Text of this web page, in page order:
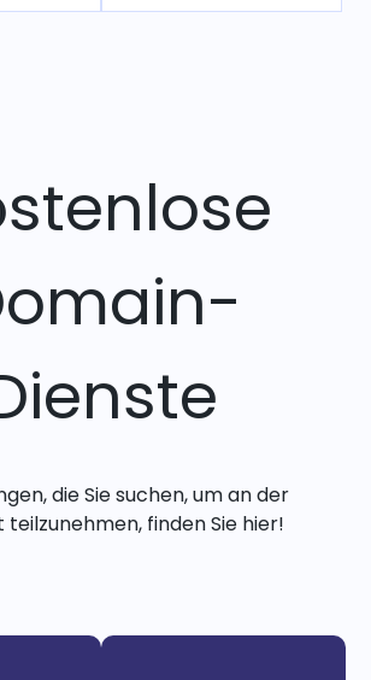
die Sie suchen, um an der
finden Sie hier!